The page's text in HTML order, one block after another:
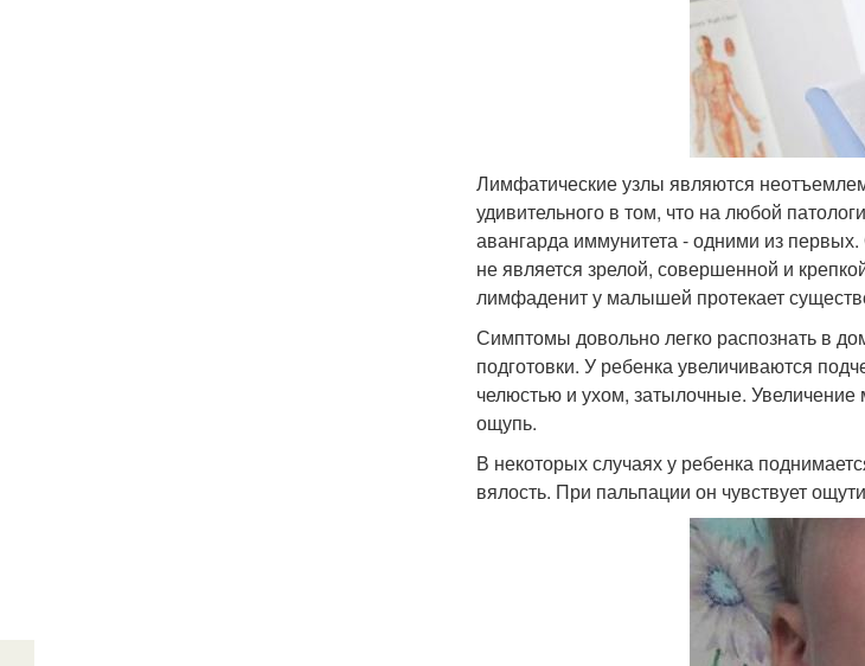
Лимфатические узлы являются
удивительного в том, что на любой
авангарда иммунитета - одними из
не является зрелой, совершенной и
лимфаденит у малышей протекает
Симптомы довольно легко распознать в
подготовки. У ребенка увеличиваются
челюстью и ухом, затылочные.
ощупь.
В некоторых случаях у ребенка
вялость. При пальпации он чувствует